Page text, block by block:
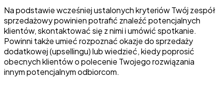
Na podstawie wcześniej ustalonych kryteriów Twój zespół
sprzedażowy powinien potrafić znaleźć potencjalnych
klientów, skontaktować się z nimi i umówić spotkanie.
Powinni także umieć rozpoznać okazje do sprzedaży
dodatkowej (upsellingu) lub wiedzieć, kiedy poprosić
obecnych klientów o polecenie Twojego rozwiązania
innym potencjalnym odbiorcom.